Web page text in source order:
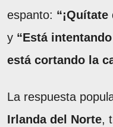
espanto:
y “Está
está cortando la
La respuesta
Irlanda del Norte,